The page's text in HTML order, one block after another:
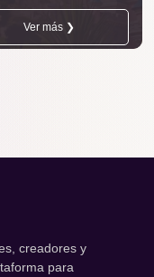
Ver más ❯
creadores y
para